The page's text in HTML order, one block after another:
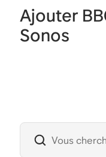
Ajouter
Sonos